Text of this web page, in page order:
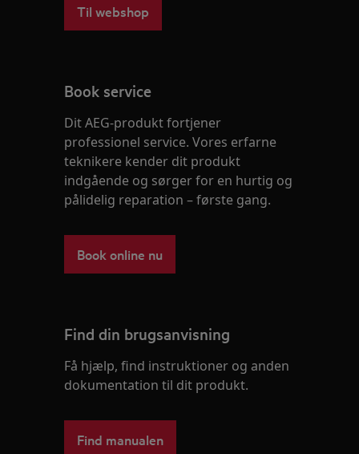
Til webshop
Book service
Dit AEG-produkt fortjener
professionel service. Vores erfarne
teknikere kender dit produkt
indgående og sørger for en hurtig og
pålidelig reparation – første gang.
Book online nu
Find din brugsanvisning
Få hjælp, find instruktioner og anden
dokumentation til dit produkt.
Find manualen